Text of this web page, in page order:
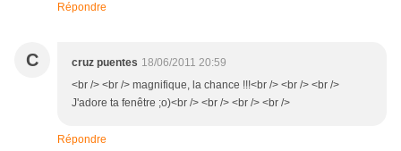
Répondre
C cruz puentes 18/06/2011 20:59
<br /> <br /> magnifique, la chance !!!<br /> <br /> <br />
J'adore ta fenêtre ;o)<br /> <br /> <br /> <br />
Répondre